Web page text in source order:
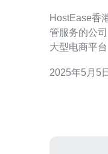
HostEase香
管服务的公
大型电商平
群服务器拥
2025年5月5日